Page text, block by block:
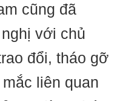
cũng đã
với chủ
đổi, tháo gỡ
liên quan